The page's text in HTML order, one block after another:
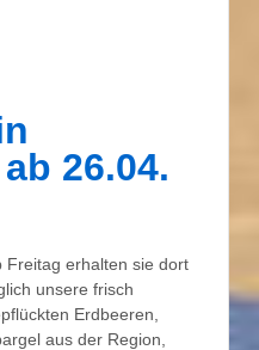
26.04.
Freitag erhalten sie dort
unsere frisch
Erdbeeren,
aus der Region,